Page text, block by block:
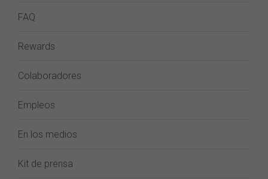
FAQ
Rewards
Colaboradores
Empleos
En los medios
Kit de prensa